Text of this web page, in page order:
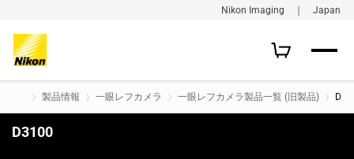
Nikon Imaging ｜ Japan
製品情報 一眼レフカメラ 一眼レフカメラ製品一覧 (旧製品)
D3100